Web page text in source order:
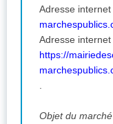
Adresse internet
Adresse
https://
Objet du